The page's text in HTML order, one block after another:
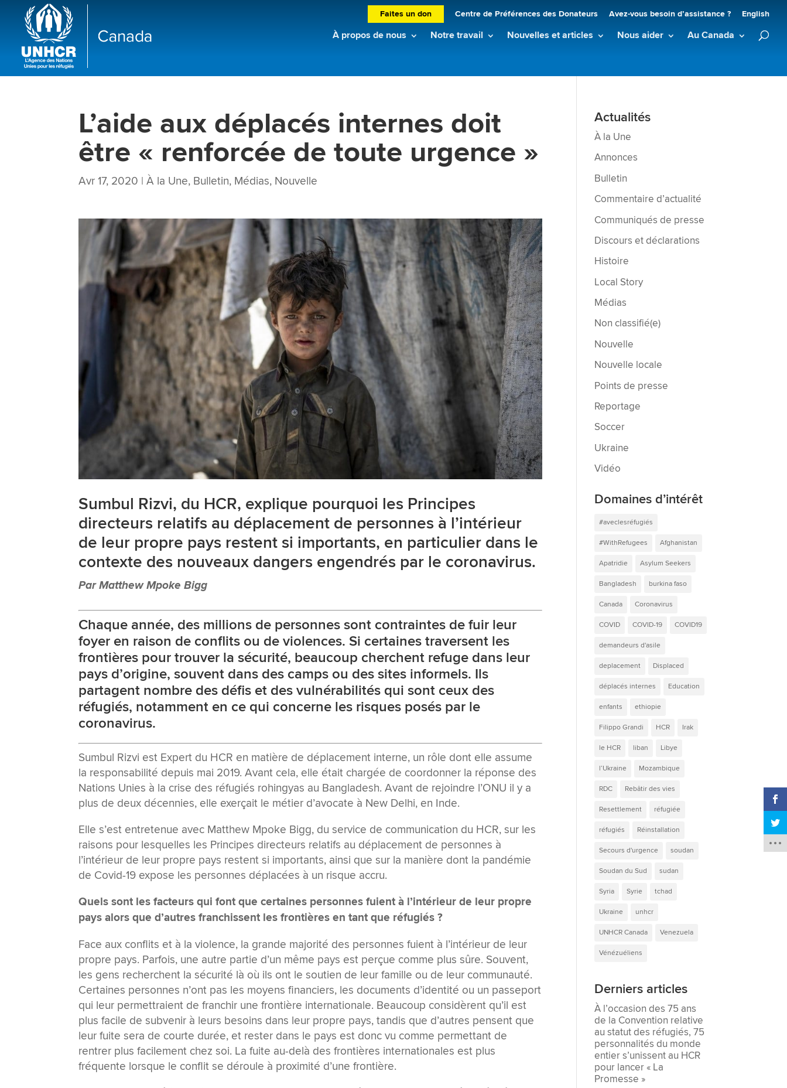
Faites un don Centre de Préférences des Donateurs Avez-vous besoin d’assistance ? English
À propos de nous Notre travail Nouvelles et articles Nous aider Au Canada
L’aide aux déplacés internes doit
être « renforcée de toute urgence »
Avr 17, 2020 |À la Une, Bulletin, Médias, Nouvelle
Sumbul Rizvi, du HCR, explique pourquoi les Principes
directeurs relatifs au déplacement de personnes à l’intérieur
de leur propre pays restent si importants, en particulier dans le
contexte des nouveaux dangers engendrés par le coronavirus.
Par Matthew Mpoke Bigg
Chaque année, des millions de personnes sont contraintes de fuir leur
foyer en raison de conflits ou de violences. Si certaines traversent les
frontières pour trouver la sécurité, beaucoup cherchent refuge dans leur
pays d’origine, souvent dans des camps ou des sites informels. Ils
partagent nombre des défis et des vulnérabilités qui sont ceux des
réfugiés, notamment en ce qui concerne les risques posés par le
coronavirus.
Sumbul Rizvi est Expert du HCR en matière de déplacement interne, un rôle dont elle assume
la responsabilité depuis mai 2019. Avant cela, elle était chargée de coordonner la réponse des
Nations Unies à la crise des réfugiés rohingyas au Bangladesh. Avant de rejoindre l’ONU il y a
plus de deux décennies, elle exerçait le métier d’avocate à New Delhi, en Inde.
Elle s’est entretenue avec Matthew Mpoke Bigg, du service de communication du HCR, sur les
raisons pour lesquelles les Principes directeurs relatifs au déplacement de personnes à
l’intérieur de leur propre pays restent si importants, ainsi que sur la manière dont la pandémie
de Covid-19 expose les personnes déplacées à un risque accru.
Quels sont les facteurs qui font que certaines personnes fuient à l’intérieur de leur propre
pays alors que d’autres franchissent les frontières en tant que réfugiés ?
Face aux conflits et à la violence, la grande majorité des personnes fuient à l’intérieur de leur
propre pays. Parfois, une autre partie d’un même pays est perçue comme plus sûre. Souvent,
les gens recherchent la sécurité là où ils ont le soutien de leur famille ou de leur communauté.
Certaines personnes n’ont pas les moyens financiers, les documents d’identité ou un passeport
qui leur permettraient de franchir une frontière internationale. Beaucoup considèrent qu’il est
plus facile de subvenir à leurs besoins dans leur propre pays, tandis que d’autres pensent que
leur fuite sera de courte durée, et rester dans le pays est donc vu comme permettant de
rentrer plus facilement chez soi. La fuite au-delà des frontières internationales est plus
fréquente lorsque le conflit se déroule à proximité d’une frontière.
Actualités
À la Une
Annonces
Bulletin
Commentaire d’actualité
Communiqués de presse
Discours et déclarations
Histoire
Local Story
Médias
Non classifié(e)
Nouvelle
Nouvelle locale
Points de presse
Reportage
Soccer
Ukraine
Vidéo
Domaines d’intérêt
#aveclesréfugiés
#WithRefugees Afghanistan
Apatridie Asylum Seekers
Bangladesh burkina faso
Canada Coronavirus
COVID COVID-19 COVID19
demandeurs d'asile
deplacement Displaced
déplacés internes Education
enfants ethiopie
Filippo Grandi HCR Irak
le HCR liban Libye
l’Ukraine Mozambique
RDC Rebâtir des vies
Resettlement réfugiée
réfugiés Réinstallation
Secours d'urgence soudan
Soudan du Sud sudan
Syria Syrie tchad
Ukraine unhcr
UNHCR Canada Venezuela
Vénézuéliens
Derniers articles
À l’occasion des 75 ans
de la Convention relative
au statut des réfugiés, 75
personnalités du monde
entier s’unissent au HCR
pour lancer « La
Promesse »